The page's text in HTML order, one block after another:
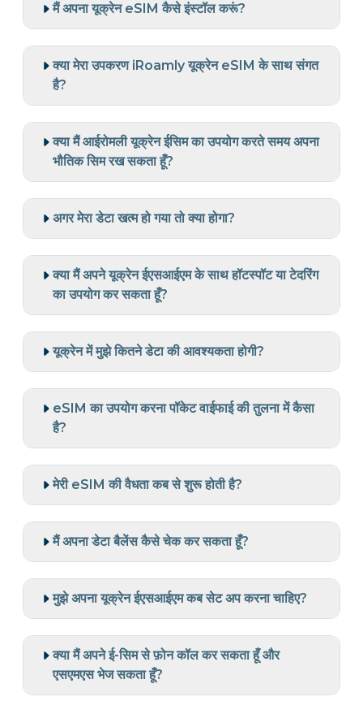
मैं अपना यूक्रेन eSIM कैसे इंस्टॉल करूं?
क्या मेरा उपकरण iRoamly यूक्रेन eSIM के साथ संगत
है?
क्या मैं आईरोमली यूक्रेन ईसिम का उपयोग करते समय अपना
भौतिक सिम रख सकता हूँ?
अगर मेरा डेटा खत्म हो गया तो क्या होगा?
क्या मैं अपने यूक्रेन ईएसआईएम के साथ हॉटस्पॉट या टेदरिंग
का उपयोग कर सकता हूँ?
यूक्रेन में मुझे कितने डेटा की आवश्यकता होगी?
eSIM का उपयोग करना पॉकेट वाईफाई की तुलना में कैसा
है?
मेरी eSIM की वैधता कब से शुरू होती है?
मैं अपना डेटा बैलेंस कैसे चेक कर सकता हूँ?
मुझे अपना यूक्रेन ईएसआईएम कब सेट अप करना चाहिए?
क्या मैं अपने ई-सिम से फ़ोन कॉल कर सकता हूँ और
एसएमएस भेज सकता हूँ?